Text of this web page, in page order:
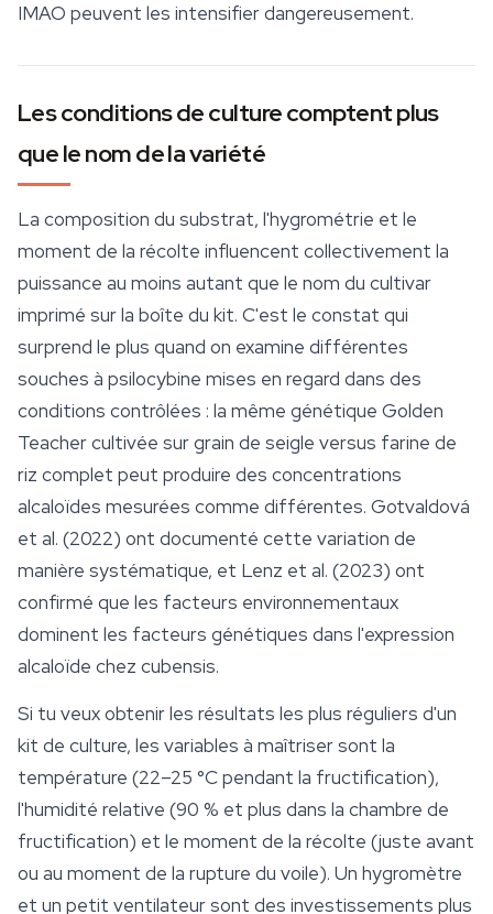
IMAO peuvent les intensifier dangereusement.
Les conditions de culture comptent plus
que le nom de la variété
La composition du substrat, l'hygrométrie et le
moment de la récolte influencent collectivement la
puissance au moins autant que le nom du cultivar
imprimé sur la boîte du kit. C'est le constat qui
surprend le plus quand on examine différentes
souches à psilocybine mises en regard dans des
conditions contrôlées : la même génétique Golden
Teacher cultivée sur grain de seigle versus farine de
riz complet peut produire des concentrations
alcaloïdes mesurées comme différentes. Gotvaldová
et al. (2022) ont documenté cette variation de
manière systématique, et Lenz et al. (2023) ont
confirmé que les facteurs environnementaux
dominent les facteurs génétiques dans l'expression
alcaloïde chez cubensis.
Si tu veux obtenir les résultats les plus réguliers d'un
kit de culture, les variables à maîtriser sont la
température (22–25 °C pendant la fructification),
l'humidité relative (90 % et plus dans la chambre de
fructification) et le moment de la récolte (juste avant
ou au moment de la rupture du voile). Un hygromètre
et un petit ventilateur sont des investissements plus